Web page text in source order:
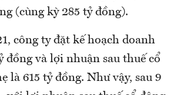
(cùng kỳ 285 tỷ đồng).
công ty đặt kế hoạch doanh
đồng và lợi nhuận sau thuế cổ
là 615 tỷ đồng. Như vậy, sau 9